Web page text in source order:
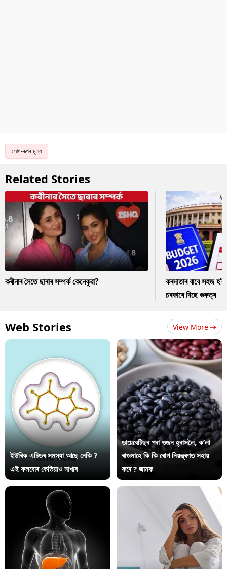
সোণ-ৰূপৰ মূল্য
Related Stories
কৰীনাৰ সৈতে ছাৰাৰ সম্পৰ্ক কেনেকুৱা?
কৰদাতাৰ বাবে সহজ
চৰকাৰে দিছে গুৰুত্ব
Web Stories View More
ইউৰিক এচিডৰ সমস্যা আছে নেকি ?
এই ফলবোৰ কেতিয়াও নাখাব
ডায়েবেটিছৰ পৰা ওজন হ্ৰাসলৈ, ক’লা
ৰাজমাহে কি কি ৰোগ নিয়ন্ত্ৰণত সহায়
কৰে ? জানক